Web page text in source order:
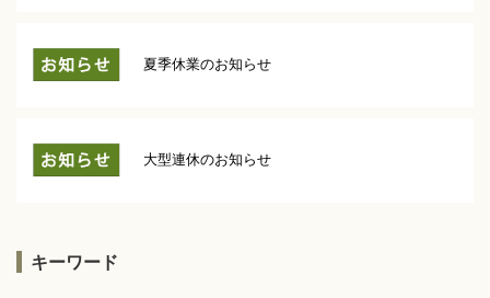
夏季休業のお知らせ
大型連休のお知らせ
キーワード